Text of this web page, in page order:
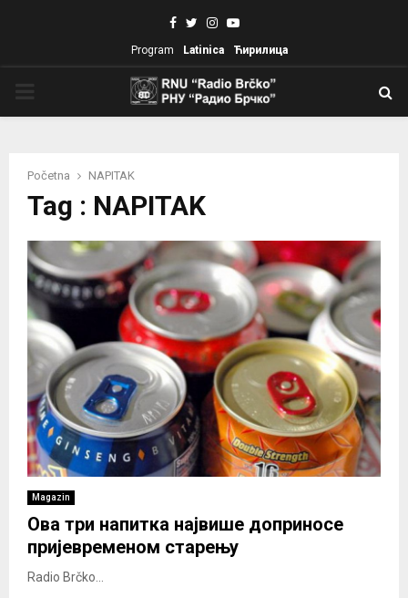
Facebook
TwitterInstagram
Youtube
Program Latinica Ћирилица
Početna NAPITAK
Tag : NAPITAK
Magazin
Ова три напитка највише доприносе
пријевременом старењу
Radio Brčko...